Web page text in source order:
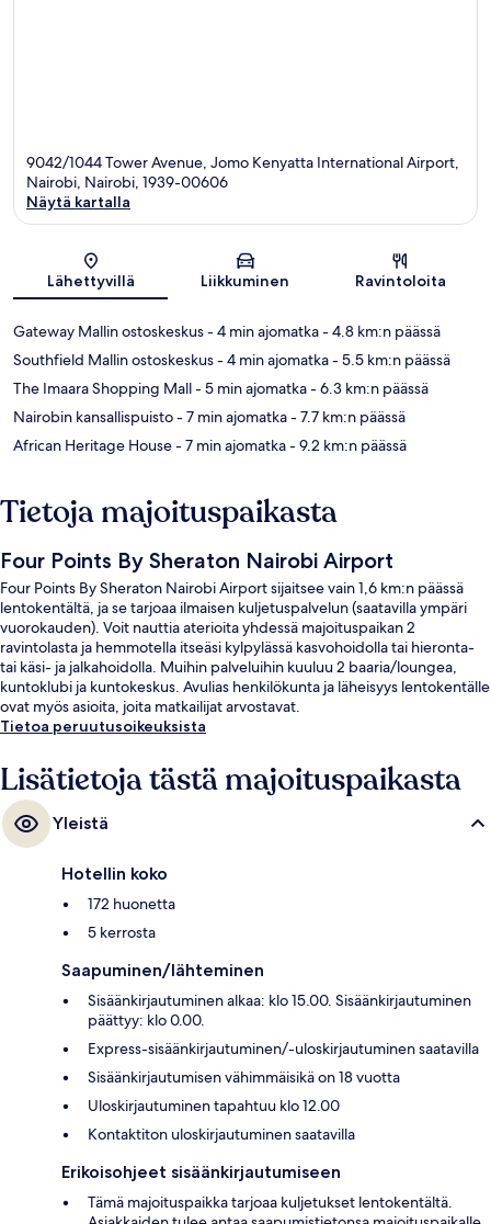
9042/1044 Tower Avenue, Jomo Kenyatta International Airport,
Nairobi, Nairobi, 1939-00606
Näytä kartalla
Lähettyvillä Liikkuminen Ravintoloita
Gateway Mallin ostoskeskus- 4 min ajomatka- 4.8 km:n päässä
Southfield Mallin ostoskeskus- 4 min ajomatka- 5.5 km:n päässä
The Imaara Shopping Mall- 5 min ajomatka- 6.3 km:n päässä
Nairobin kansallispuisto- 7 min ajomatka- 7.7 km:n päässä
African Heritage House- 7 min ajomatka- 9.2 km:n päässä
Tietoja majoituspaikasta
Four Points By Sheraton Nairobi Airport
Four Points By Sheraton Nairobi Airport sijaitsee vain 1,6 km:n päässä
lentokentältä, ja se tarjoaa ilmaisen kuljetuspalvelun (saatavilla ympäri
vuorokauden). Voit nauttia aterioita yhdessä majoituspaikan 2
ravintolasta ja hemmotella itseäsi kylpylässä kasvohoidolla tai hieronta-
tai käsi- ja jalkahoidolla. Muihin palveluihin kuuluu 2 baaria/loungea,
kuntoklubi ja kuntokeskus. Avulias henkilökunta ja läheisyys lentokentälle
ovat myös asioita, joita matkailijat arvostavat.
Tietoa peruutusoikeuksista
Lisätietoja tästä majoituspaikasta
Yleistä
Hotellin koko
172 huonetta
5 kerrosta
Saapuminen/lähteminen
Sisäänkirjautuminen alkaa: klo 15.00. Sisäänkirjautuminen
päättyy: klo 0.00.
Express-sisäänkirjautuminen/-uloskirjautuminen saatavilla
Sisäänkirjautumisen vähimmäisikä on 18 vuotta
Uloskirjautuminen tapahtuu klo 12.00
Kontaktiton uloskirjautuminen saatavilla
Erikoisohjeet sisäänkirjautumiseen
Tämä majoituspaikka tarjoaa kuljetukset lentokentältä.